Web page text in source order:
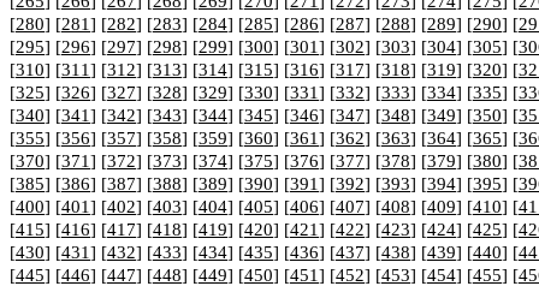
[280] [281] [282] [283] [284] [285] [286] [287] [288] [289] [290] [
[295] [296] [297] [298] [299] [300] [301] [302] [303] [304] [305] [
[310] [311] [312] [313] [314] [315] [316] [317] [318] [319] [320] [
[325] [326] [327] [328] [329] [330] [331] [332] [333] [334] [335] [
[340] [341] [342] [343] [344] [345] [346] [347] [348] [349] [350] [
[355] [356] [357] [358] [359] [360] [361] [362] [363] [364] [365] [
[370] [371] [372] [373] [374] [375] [376] [377] [378] [379] [380] [
[385] [386] [387] [388] [389] [390] [391] [392] [393] [394] [395] [
[400] [401] [402] [403] [404] [405] [406] [407] [408] [409] [410] [
[415] [416] [417] [418] [419] [420] [421] [422] [423] [424] [425] [
[430] [431] [432] [433] [434] [435] [436] [437] [438] [439] [440] [
[445] [446] [447] [448] [449] [450] [451] [452] [453] [454] [455] [